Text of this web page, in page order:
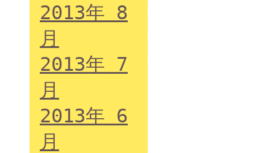
2013年 8
月
2013年 7
月
2013年 6
月